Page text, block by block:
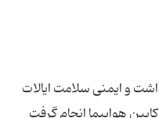
و ایمنی سلامت ایالات